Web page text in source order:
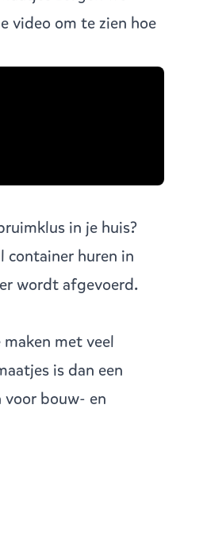
video om te zien hoe
in je huis?
container huren in
wordt afgevoerd.
met veel
is dan een
voor bouw- en